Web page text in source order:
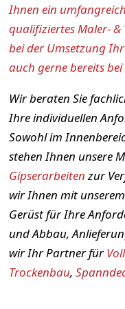
Ihnen ein
qualifiziertes Maler-
bei der Umsetzung
auch gerne bereits
Wir beraten Sie
Ihre individuellen
Sowohl im
stehen Ihnen unsere
Gipserarbeitenzur
wir Ihnen mit unserem
Gerüst für Ihre
und Abbau,
wir Ihr Partner für
Trockenbau,